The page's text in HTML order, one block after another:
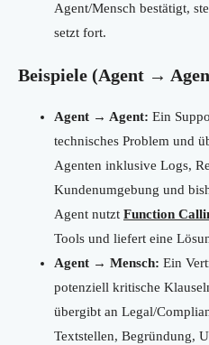
Agent/Mensch bestätigt,
setzt fort.
Beispiele (Agent →
Agent → Agent: Ein
technisches Problem und
Agenten inklusive Logs,
Kundenumgebung und
Agent nutzt Function
Tools und liefert eine
Agent → Mensch: Ein
potenziell kritische
übergibt an Legal/
Textstellen, Begründung,